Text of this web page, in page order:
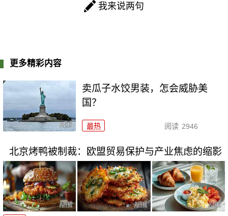
我来说两句
更多精彩内容
卖瓜子水饺男装，怎会威胁美
国？
最热 阅读 2946
北京烤鸭被制裁：欧盟贸易保护与产业焦虑的缩影